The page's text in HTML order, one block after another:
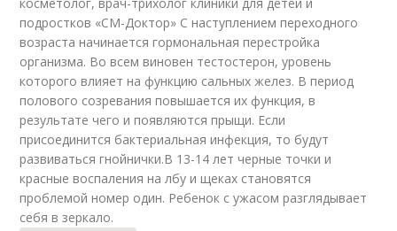
подростков «СМ-Доктор» С наступлением переходного
возраста начинается гормональная перестройка
организма. Во всем виновен тестостерон, уровень
которого влияет на функцию сальных желез. В период
полового созревания повышается их функция, в
результате чего и появляются прыщи. Если
присоединится бактериальная инфекция, то будут
развиваться гнойнички.В 13-14 лет черные точки и
красные воспаления на лбу и щеках становятся
проблемой номер один. Ребенок с ужасом разглядывает
себя в зеркало.